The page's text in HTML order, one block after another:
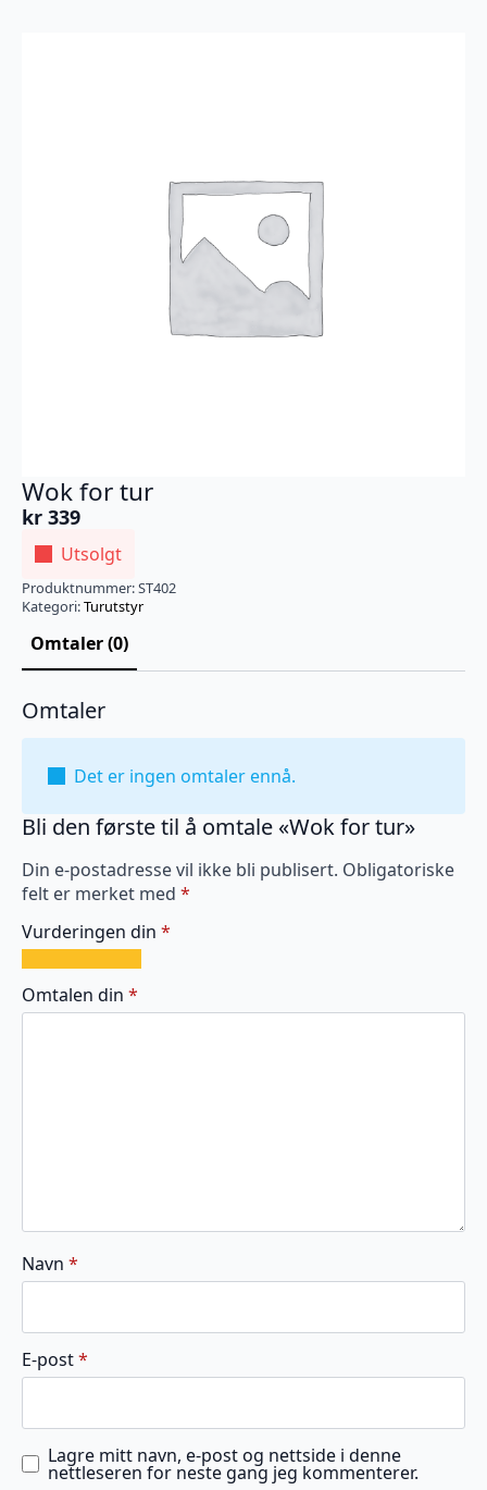
Wok for tur
kr 339
Utsolgt
Produktnummer:ST402
Kategori:Turutstyr
Omtaler (0)
Omtaler
Det er ingen omtaler ennå.
Bli den første til å omtale «Wok for tur»
Din e-postadresse vil ikke bli publisert. Obligatoriske
felt er merket med *
Vurderingen din *
av
5
av
5
av
5
av
5
av
5
Omtalen din *
Navn *
E-post*
Lagre mitt navn, e-post og nettside i denne
nettleseren for neste gang jeg kommenterer.